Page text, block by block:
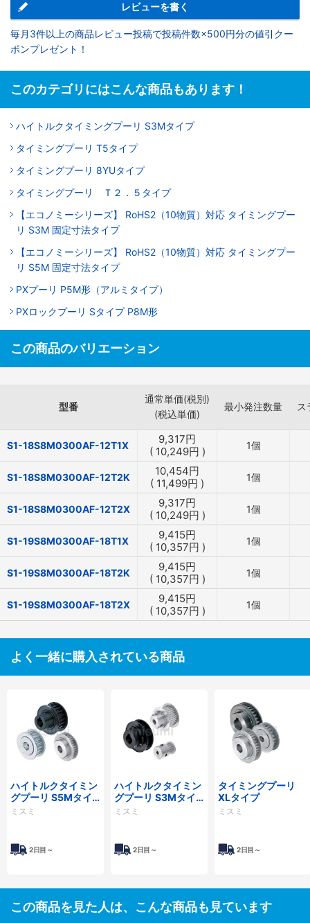
レビューを書く
毎月3件以上の商品レビュー投稿で投稿件数×500円分の値引クー
ポンプレゼント！
このカテゴリにはこんな商品もあります！
ハイトルクタイミングプーリ S3Mタイプ
タイミングプーリ T5タイプ
タイミングプーリ 8YUタイプ
タイミングプーリ Ｔ２．５タイプ
【エコノミーシリーズ】 RoHS2（10物質）対応 タイミングプー
リ S3M 固定寸法タイプ
【エコノミーシリーズ】 RoHS2（10物質）対応 タイミングプー
リ S5M 固定寸法タイプ
PXプーリ P5M形（アルミタイプ）
PXロックプーリ Sタイプ P8M形
この商品のバリエーション
型番
通常単価(税別)
(税込単価)
最小発注数量 ス
S1-18S8M0300AF-12T1X 9,317円
( 10,249円 ) 1個
S1-18S8M0300AF-12T2K 10,454円
( 11,499円 ) 1個
S1-18S8M0300AF-12T2X 9,317円
( 10,249円 ) 1個
S1-19S8M0300AF-18T1X 9,415円
( 10,357円 ) 1個
S1-19S8M0300AF-18T2K 9,415円
( 10,357円 ) 1個
S1-19S8M0300AF-18T2X 9,415円
( 10,357円 ) 1個
よく一緒に購入されている商品
ハイトルクタイミン
グプーリ S5Mタイ
プ
ミスミ
2日目～
ハイトルクタイミン
グプーリ S3Mタイ
プ
ミスミ
2日目～
タイミングプーリ
XLタイプ
ミスミ
2日目～
この商品を見た人は、こんな商品も見ています